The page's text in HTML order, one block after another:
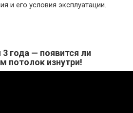
и его условия эксплуатации.
года — появится ли
потолок изнутри!